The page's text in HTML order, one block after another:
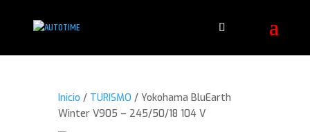
Inicio / TURISMO / Yokohama BluEarth
Winter V905 – 245/50/18 104 V